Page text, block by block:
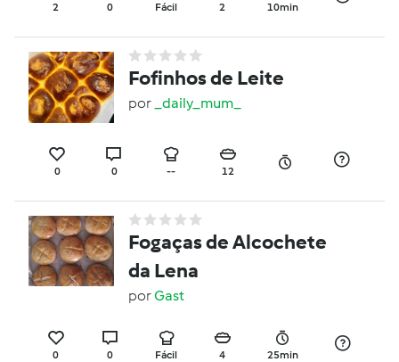
2 0 Fácil 2 10min
Fofinhos de Leite
por _daily_mum_
0 0 -- 12
Fogaças de Alcochete
da Lena
porGast
0 0 Fácil 4 25min